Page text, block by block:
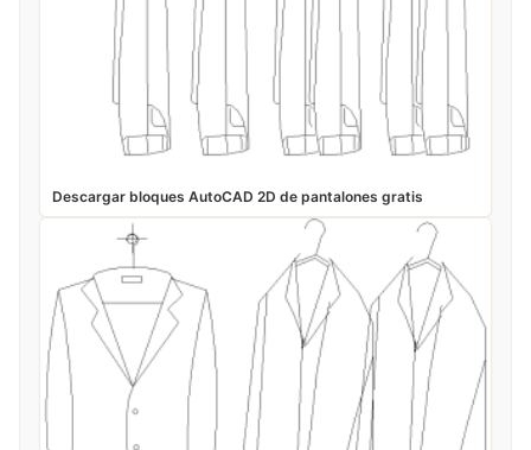
Descargar bloques AutoCAD 2D de pantalones gratis